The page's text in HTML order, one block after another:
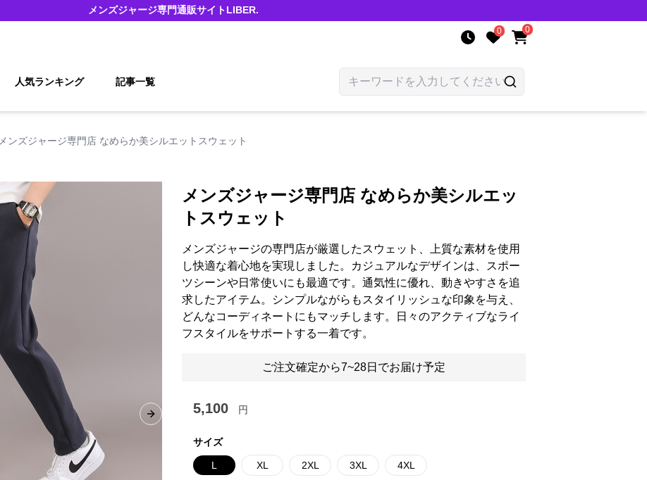
メンズジャージ専門通販サイトLIBER.
0 0
人気ランキング 記事一覧
メンズジャージ専門店 なめらか美シルエットスウェット
Next slide
メンズジャージ専門店 なめらか美シルエッ
トスウェット
メンズジャージの専門店が厳選したスウェット、上質な素材を使用
し快適な着心地を実現しました。カジュアルなデザインは、スポー
ツシーンや日常使いにも最適です。通気性に優れ、動きやすさを追
求したアイテム。シンプルながらもスタイリッシュな印象を与え、
どんなコーディネートにもマッチします。日々のアクティブなライ
フスタイルをサポートする一着です。
ご注文確定から7~28日でお届け予定
5,100 円
サイズ
L XL 2XL 3XL 4XL